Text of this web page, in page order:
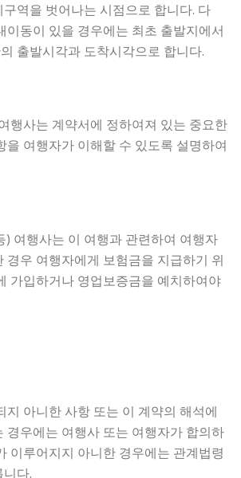
역을 벗어나는 시점으로 합니다. 다
이동이 있을 경우에는 최초 출발지에서
출발시각과 도착시각으로 합니다.
행사는 계약서에 정하여져 있는 중요한
을 여행자가 이해할 수 있도록 설명하여
) 여행사는 이 여행과 관련하여 여행자
경우 여행자에게 보험금을 지급하기 위
가입하거나 영업보증금을 예치하여야
아니한 사항 또는 이 계약의 해석에
경우에는 여행사 또는 여행자가 합의하
이루어지지 아니한 경우에는 관계법령
다.